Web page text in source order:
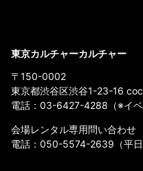
東京カルチャーカルチャー
〒150-0002
東京都渋谷区渋谷1-23-16
電話： 03-6427-4288 （※イ
会場レンタル専用問い合わせ
電話： 050-5574-2639 （平